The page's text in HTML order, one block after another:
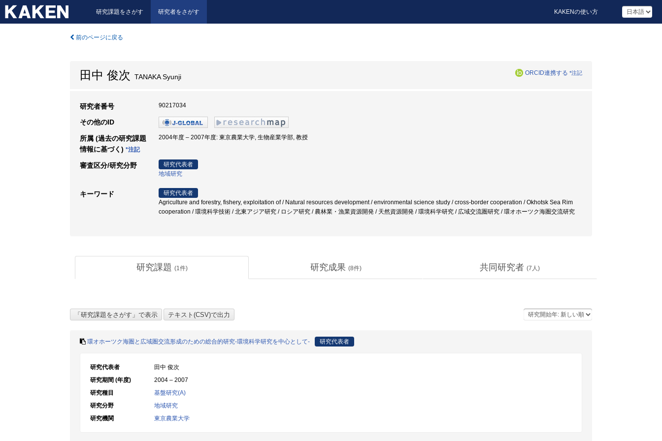
研究課題をさがす 研究者をさがす KAKENの使い方
前のページに戻る
田中 俊次 TANAKA Syunji ORCID連携する *注記
研究者番号 90217034
その他のID
所属 (過去の研究課題
情報に基づく) *注記
2004年度 – 2007年度: 東京農業大学, 生物産業学部, 教授
審査区分/研究分野
研究代表者
地域研究
キーワード
研究代表者
Agriculture and forestry, fishery, exploitation of / Natural resources development / environmental science study / cross-border cooperation / Okhotsk Sea Rim
cooperation / 環境科学技術 / 北東アジア研究 / ロシア研究 / 農林業・漁業資源開発 / 天然資源開発 / 環境科学研究 / 広域交流圏研究 / 環オホーツク海圏交流研究
研究課題 (1件) 研究成果 (8件) 共同研究者 (7 人)
環オホーツク海圏と広域圏交流形成のための総合的研究-環境科学研究を中心として- 研究代表者
研究代表者
田中 俊次
研究期間 (年度)
2004 – 2007
研究種目
基盤研究(A)
研究分野
地域研究
研究機関
東京農業大学